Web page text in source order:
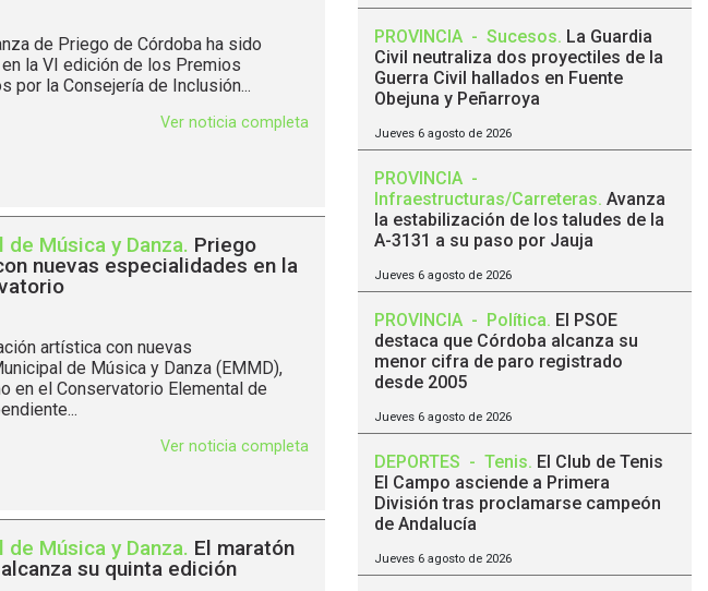
de Priego de Córdoba ha sido
la VI edición de los Premios
por la Consejería de Inclusión...
Ver noticia completa
de Música y Danza. Priego
nuevas especialidades en la
artística con nuevas
de Música y Danza (EMMD),
en el Conservatorio Elemental de
Ver noticia completa
de Música y Danza. El maratón
su quinta edición
PROVINCIA - Sucesos. La Guardia
Civil neutraliza dos proyectiles de la
Guerra Civil hallados en Fuente
Obejuna y Peñarroya
Jueves 6 agosto de 2026
PROVINCIA -
Infraestructuras/Carreteras. Avanza
la estabilización de los taludes de la
A-3131 a su paso por Jauja
Jueves 6 agosto de 2026
PROVINCIA - Política. El PSOE
destaca que Córdoba alcanza su
menor cifra de paro registrado
desde 2005
Jueves 6 agosto de 2026
DEPORTES - Tenis. El Club de Tenis
El Campo asciende a Primera
División tras proclamarse campeón
de Andalucía
Jueves 6 agosto de 2026